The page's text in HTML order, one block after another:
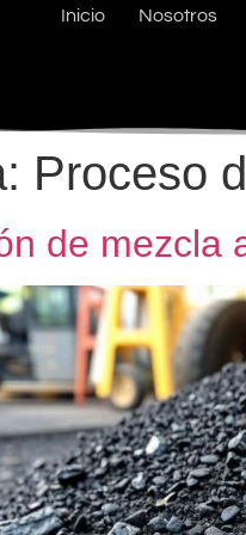
Inicio Nosotros
Proceso
de mezcla